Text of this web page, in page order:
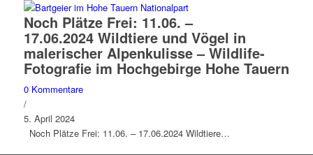
Noch Plätze Frei: 11.06. –
17.06.2024 Wildtiere und Vögel in
malerischer Alpenkulisse – Wildlife-
Fotografie im Hochgebirge Hohe Tauern
0 Kommentare
/
5. April 2024
Noch Plätze Frei: 11.06. – 17.06.2024 Wildtiere…